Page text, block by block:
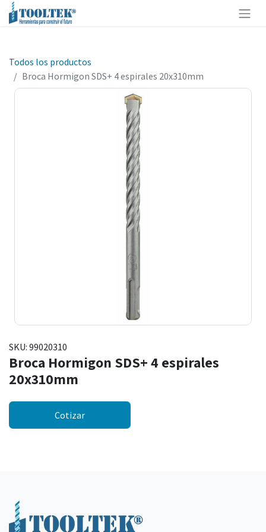
Todos los productos
Broca Hormigon SDS+ 4 espirales 20x310mm
SKU: 99020310
Broca Hormigon SDS+ 4 espirales
20x310mm
Cotizar